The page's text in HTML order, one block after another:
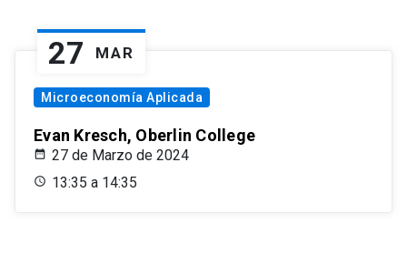
27 MAR
Microeconomía Aplicada
Evan Kresch, Oberlin College
27 de Marzo de 2024
13:35 a 14:35